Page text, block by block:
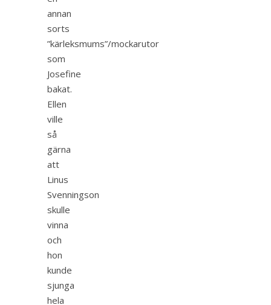
annan
sorts
”kärleksmums”/mockarutor
som
Josefine
bakat.
Ellen
ville
så
gärna
att
Linus
Svenningson
skulle
vinna
och
hon
kunde
sjunga
hela